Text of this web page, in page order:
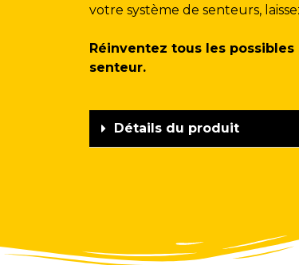
votre système de senteurs,
Réinventez tous les
senteur.
Détails du produit